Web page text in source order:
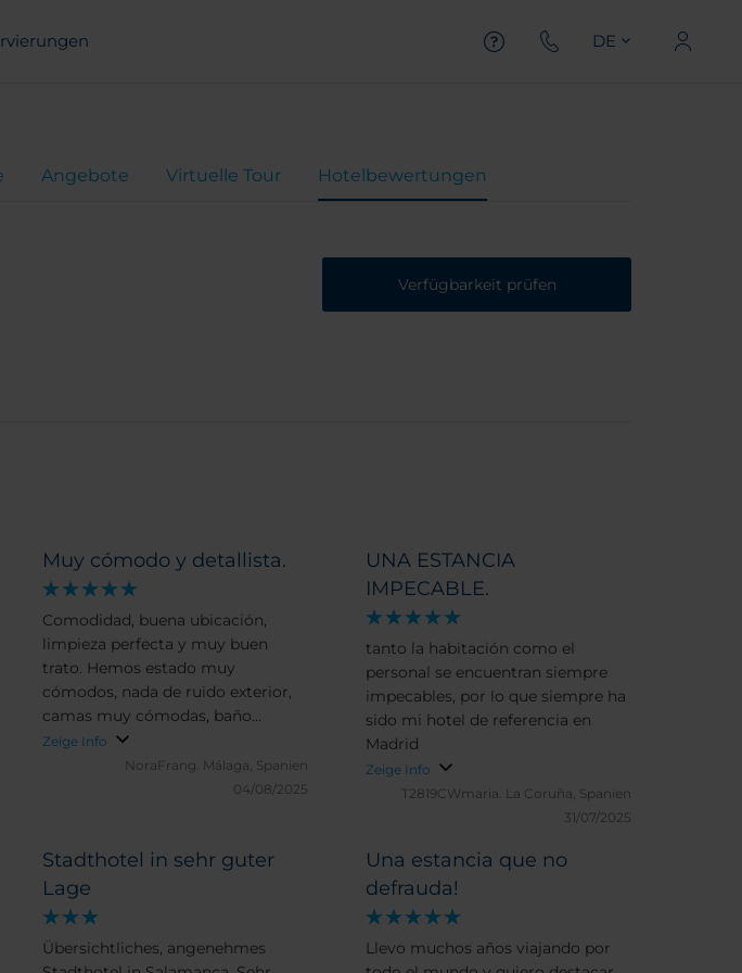
DE
Angebote Virtuelle Tour Hotelbewertungen
Verfügbarkeit prüfen
Stadthotel in sehr guter
Lage
Übersichtliches, angenehmes
Una estancia que no
defrauda!
Llevo muchos años viajando por
Muy cómodo y detallista.
Comodidad, buena ubicación,
limpieza perfecta y muy buen
trato. Hemos estado muy
cómodos, nada de ruido exterior,
camas muy cómodas, baño
amplio. Trato excelente, las
instalaciones muy cuidadas al
detalle. Aunque no usamos la
Zeige Info
NoraFrang. Málaga, Spanien
04/08/2025
UNA ESTANCIA
IMPECABLE.
tanto la habitación como el
personal se encuentran siempre
impecables, por lo que siempre ha
sido mi hotel de referencia en
Madrid
Zeige Info
T2819CWmaria. La Coruña, Spanien
31/07/2025